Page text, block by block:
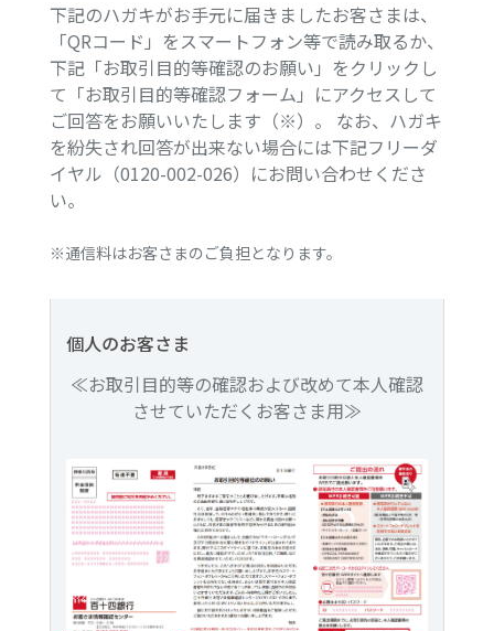
下記のハガキがお手元に届きましたお客さまは、
「QRコード」をスマートフォン等で読み取るか、
下記「お取引目的等確認のお願い」をクリックし
て「お取引目的等確認フォーム」にアクセスして
ご回答をお願いいたします（※）。 なお、ハガキ
を紛失され回答が出来ない場合には下記フリーダ
イヤル（0120-002-026）にお問い合わせくださ
い。
※通信料はお客さまのご負担となります。
個人のお客さま
≪お取引目的等の確認および改めて本人確認
させていただくお客さま用≫